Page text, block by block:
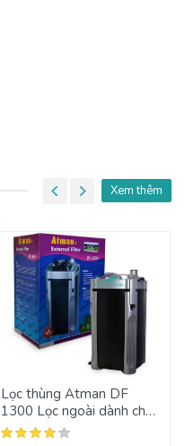
Xem thêm
Lọc thùng Atman DF
1300 Lọc ngoài dành cho
hồ cá cảnh tầm trung